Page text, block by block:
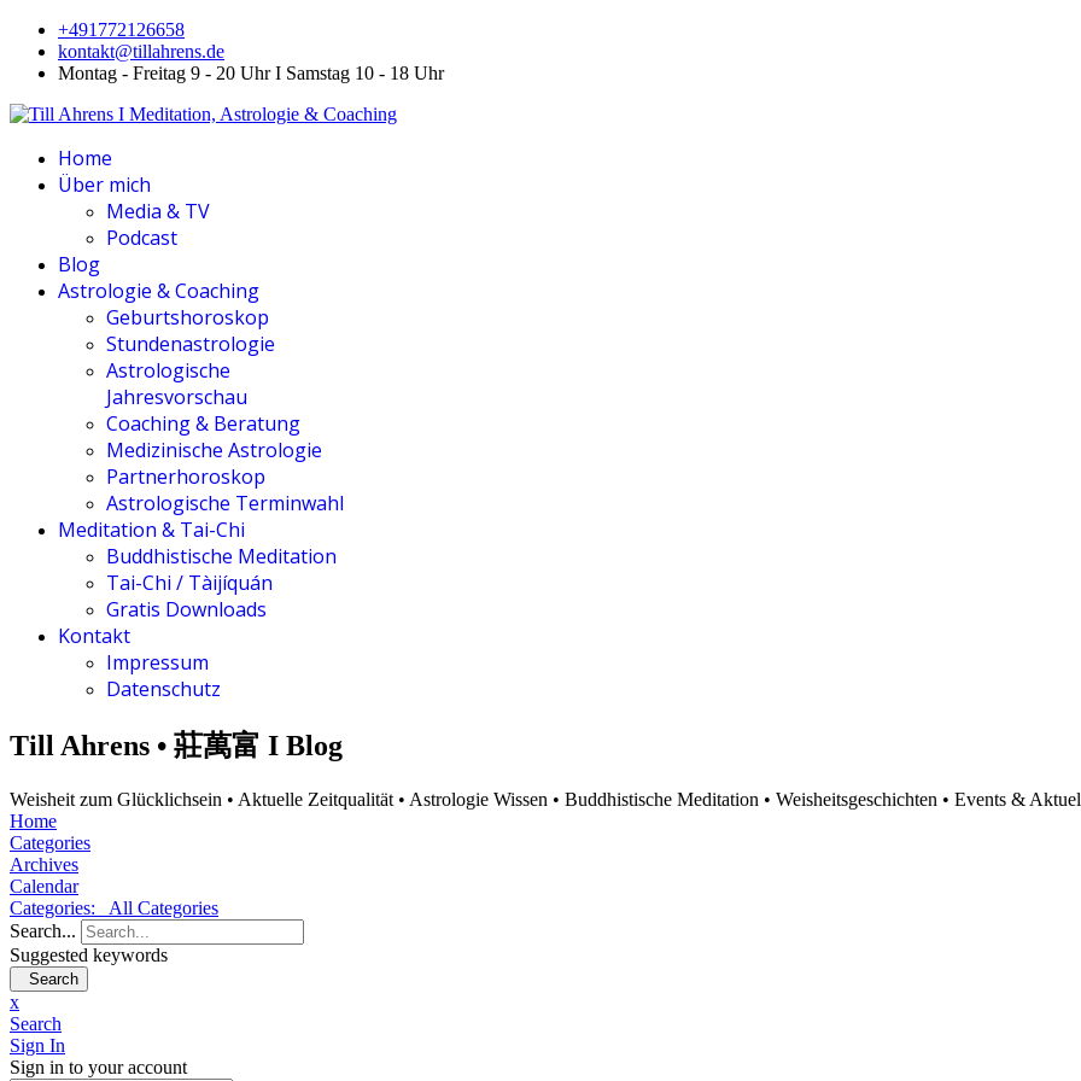
+491772126658
kontakt@tillahrens.de
Montag - Freitag 9 - 20 Uhr I Samstag 10 - 18 Uhr
Home
Über mich
Media & TV
Podcast
Blog
Astrologie & Coaching
Geburtshoroskop
Stundenastrologie
Astrologische
Jahresvorschau
Coaching & Beratung
Medizinische Astrologie
Partnerhoroskop
Astrologische Terminwahl
Meditation & Tai-Chi
Buddhistische Meditation
Tai-Chi / Tàijíquán
Gratis Downloads
Kontakt
Impressum
Datenschutz
Till Ahrens • 莊萬富 I Blog
Weisheit zum Glücklichsein • Aktuelle Zeitqualität • Astrologie Wissen • Buddhistische Meditation • Weisheitsgeschichten • Events &
Home
Categories
Archives
Calendar
Categories:
All Categories
Search...
Suggested keywords
Search
x
Search
Sign In
Sign in to your account